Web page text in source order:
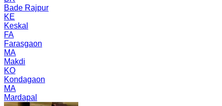
Bade Rajpur
KE
Keskal
FA
Farasgaon
MA
Makdi
KO
Kondagaon
MA
Mardapal